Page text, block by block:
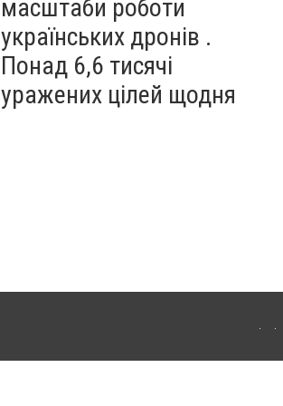
масштаби роботи
українських дронів .
Понад 6,6 тисячі
уражених цілей щодня